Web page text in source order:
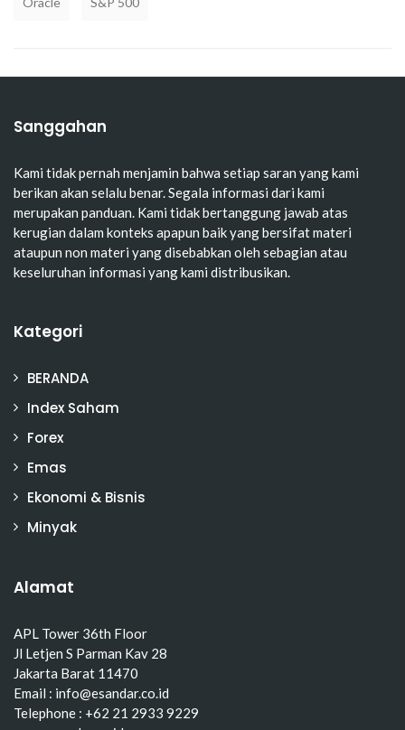
Sanggahan
Kami tidak pernah menjamin bahwa setiap saran yang kami
berikan akan selalu benar. Segala informasi dari kami
merupakan panduan. Kami tidak bertanggung jawab atas
kerugian dalam konteks apapun baik yang bersifat materi
ataupun non materi yang disebabkan oleh sebagian atau
keseluruhan informasi yang kami distribusikan.
Kategori
BERANDA
Index Saham
Forex
Emas
Ekonomi & Bisnis
Minyak
Alamat
APL Tower 36th Floor
Jl Letjen S Parman Kav 28
Jakarta Barat 11470
Email : info@esandar.co.id
Telephone : +62 21 2933 9229